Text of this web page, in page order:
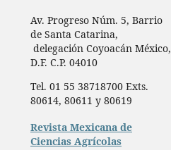
Av. Progreso Núm. 5, Barrio
de Santa Catarina,
delegación Coyoacán México,
D.F. C.P. 04010
Tel. 01 55 38718700 Exts.
80614, 80611 y 80619
Revista Mexicana de
Ciencias Agrícolas